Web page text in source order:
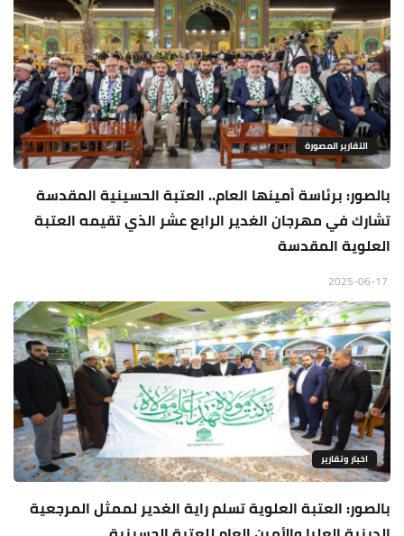
التقارير المصورة
بالصور: برئاسة أمينها العام.. العتبة الحسينية المقدسة
تشارك في مهرجان الغدير الرابع عشر الذي تقيمه العتبة
العلوية المقدسة
اخبار وتقارير
بالصور: العتبة العلوية تسلم راية الغدير لممثل المرجعية